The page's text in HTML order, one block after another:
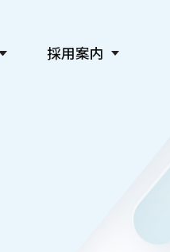
採用案内